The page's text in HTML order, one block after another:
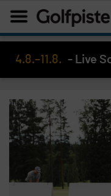
4.8.–11.8. - Live